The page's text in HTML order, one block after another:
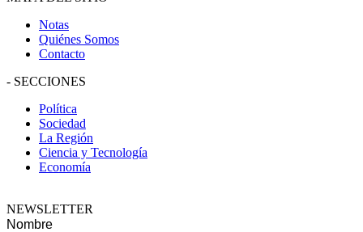
Notas
Quiénes Somos
Contacto
- SECCIONES
Política
Sociedad
La Región
Ciencia y Tecnología
Economía
NEWSLETTER
Nombre